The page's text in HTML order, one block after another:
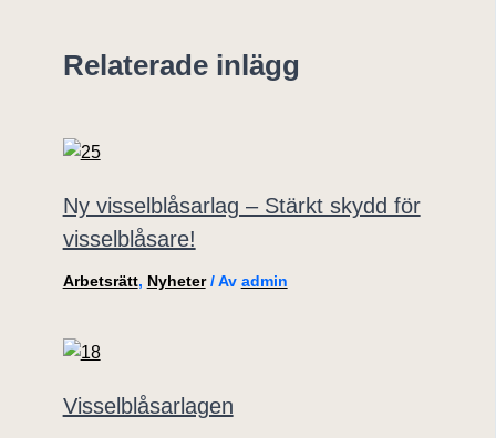
Relaterade inlägg
Ny visselblåsarlag – Stärkt skydd för
visselblåsare!
Arbetsrätt, Nyheter/ Av admin
Visselblåsarlagen